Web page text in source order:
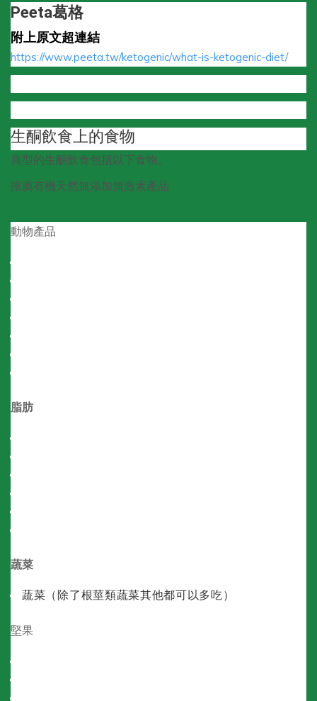
Peeta葛格
附上原文超連結
https://www.peeta.tw/ketogenic/what-is-ketogenic-diet/
生酮飲食上的食物
典型的生酮飲食包括以下食物。
推薦有機天然無添加無激素產品
動物產品
脂肪
蔬菜
蔬菜（除了根莖類蔬菜其他都可以多吃）
堅果